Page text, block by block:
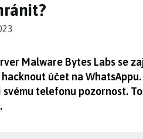
Malware Bytes Labs se
účet na
telefonu pozornost.